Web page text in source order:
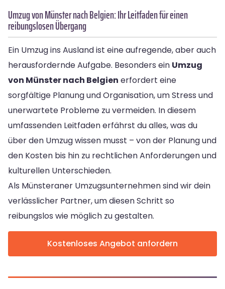
Umzug von Münster nach Belgien: Ihr Leitfaden für einen
reibungslosen Übergang
Ein Umzug ins Ausland ist eine aufregende, aber auch
herausfordernde Aufgabe. Besonders ein Umzug
von Münster nach Belgien erfordert eine
sorgfältige Planung und Organisation, um Stress und
unerwartete Probleme zu vermeiden. In diesem
umfassenden Leitfaden erfährst du alles, was du
über den Umzug wissen musst – von der Planung und
den Kosten bis hin zu rechtlichen Anforderungen und
kulturellen Unterschieden.
Als Münsteraner Umzugsunternehmen sind wir dein
verlässlicher Partner, um diesen Schritt so
reibungslos wie möglich zu gestalten.
Kostenloses Angebot anfordern